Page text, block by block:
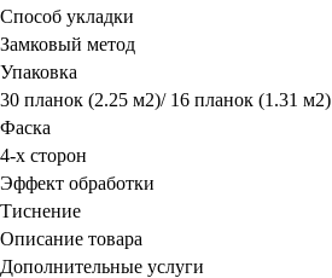
Способ укладки
Замковый метод
Упаковка
30 планок (2.25 м2)/ 16 планок (1.31 м2)
Фаска
4-х сторон
Эффект обработки
Тиснение
Описание товара
Дополнительные услуги